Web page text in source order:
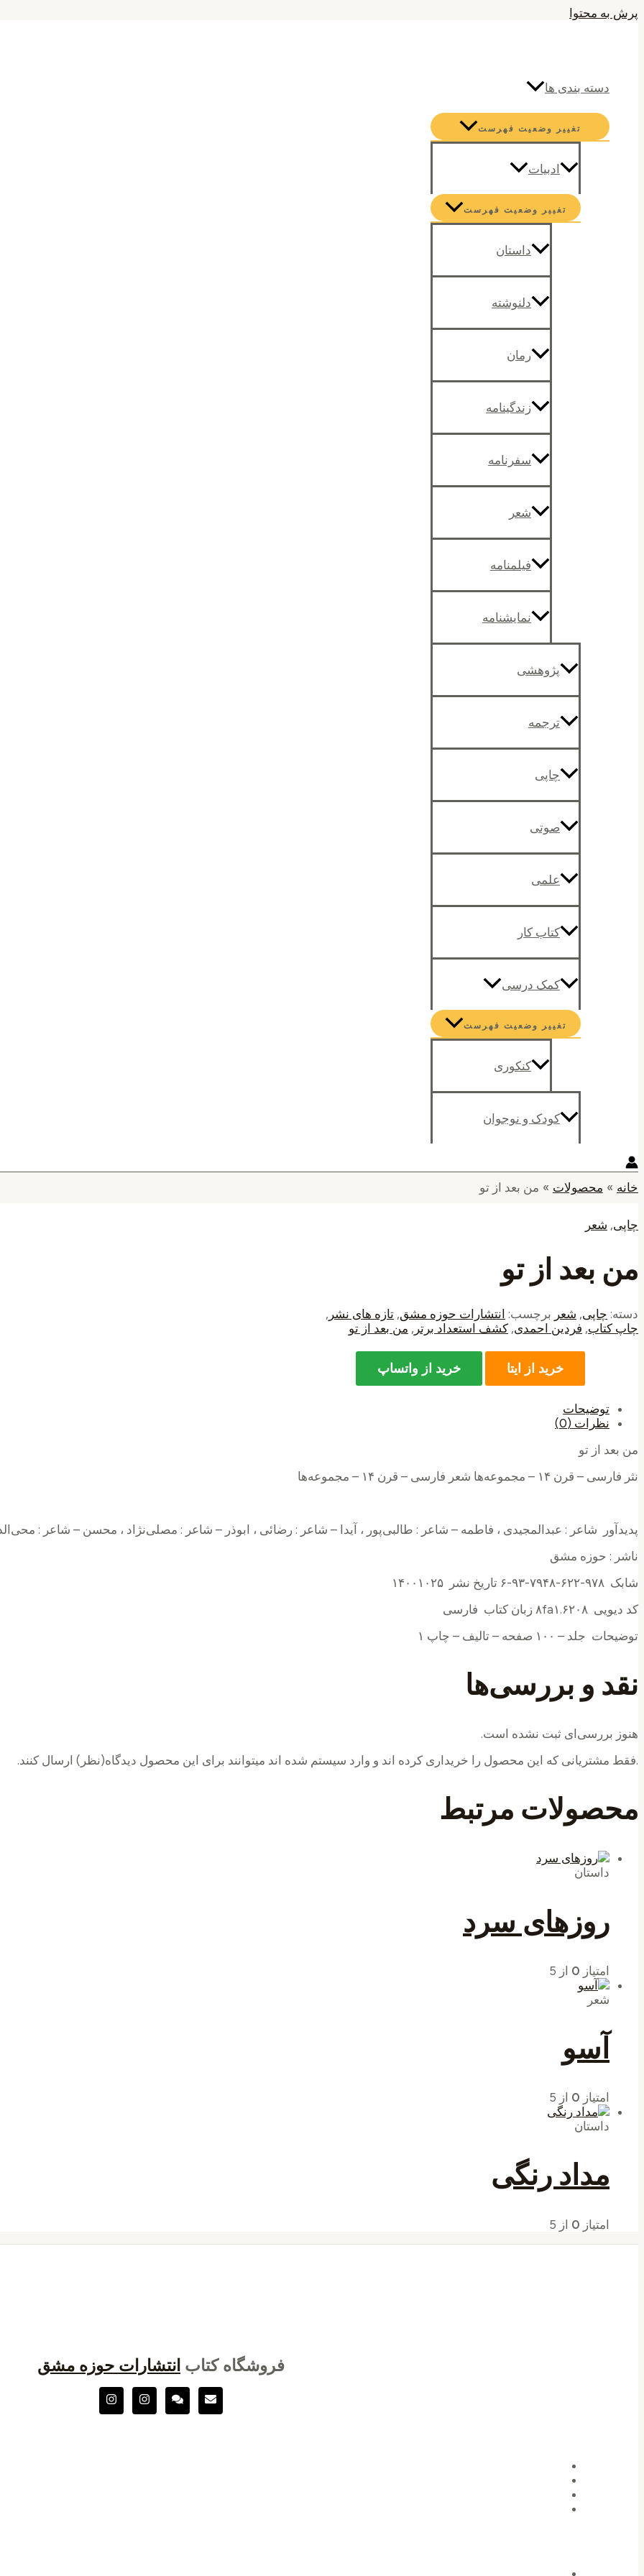
پرش به محتوا
دسته بندی ها
تغییر وضعیت فهرست
ادبیات
تغییر وضعیت فهرست
داستان
دلنوشته
رمان
زندگینامه
سفرنامه
شعر
فیلمنامه
نمایشنامه
پژوهشی
ترجمه
چاپی
صوتی
علمی
کتاب کار
کمک درسی
تغییر وضعیت فهرست
کنکوری
کودک و نوجوان
خانه محصولات من بعد از تو
چاپی, شعر
من بعد از تو
دسته: چاپی, شعر برچسب: انتشارات حوزه مشق, تازه های نشر ,
چاپ کتاب, فردین احمدی, کشف استعداد برتر , من بعد از تو
خرید از ایتا خرید از واتساپ
توضیحات
نظرات (0)
من بعد از تو
نثر فارسی – قرن ۱۴ – مجموعه‌ها شعر فارسی – قرن ۱۴ – مجموعه‌ها
پدیدآور شاعر : عبدالمجیدی ، فاطمه – شاعر : طالبی‌پور ، آیدا – شاعر : رضائی ، ابوذر – شاعر : مصلی‌نژاد ، محسن – شاعر :
ناشر : حوزه مشق
شابک ۹۷۸-۶۲۲-۷۹۴۸-۹۳-۶ تاریخ نشر ۱۴۰۰۱۰۲۵
کد دیویی ۸fa۱.۶۲۰۸ زبان کتاب فارسی
توضیحات جلد – ۱۰۰ صفحه – تالیف – چاپ ۱
نقد و بررسی‌ها
هنوز بررسی‌ای ثبت نشده است.
.فقط مشتریانی که این محصول را خریداری کرده اند و وارد سیستم شده اند میتوانند برای این محصول دیدگاه(نظر) ارسال کنند.
محصولات مرتبط
داستان
روزهای سرد
امتیاز 0 از 5
شعر
آسو
امتیاز 0 از 5
داستان
مداد رنگی
امتیاز 0 از 5
فروشگاه کتاب انتشارات حوزه مشق